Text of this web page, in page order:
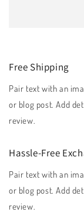
Free Shipping
Pair text with an
or blog post. Add
review.
Hassle-Free
Pair text with an
or blog post. Add
review.